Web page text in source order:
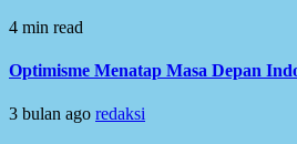
4 min read
Optimisme Menatap Masa Depan
3 bulan ago redaksi